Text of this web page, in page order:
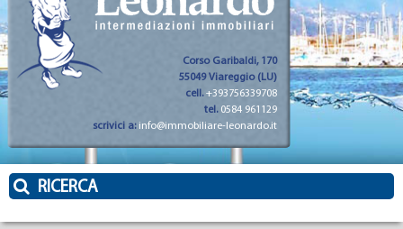
Corso Garibaldi, 170
55049 Viareggio (LU)
cell.+393756339708
tel. 0584 961129
scrivici a: info@immobiliare-leonardo.it
RICERCA